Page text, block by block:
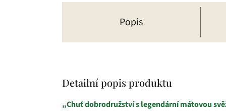
Popis
Detailní popis produktu
„Chuť dobrodružství s legendární mátovou